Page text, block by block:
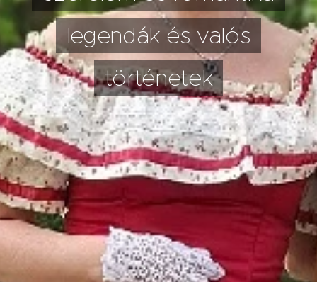
legendák és valós
történetek